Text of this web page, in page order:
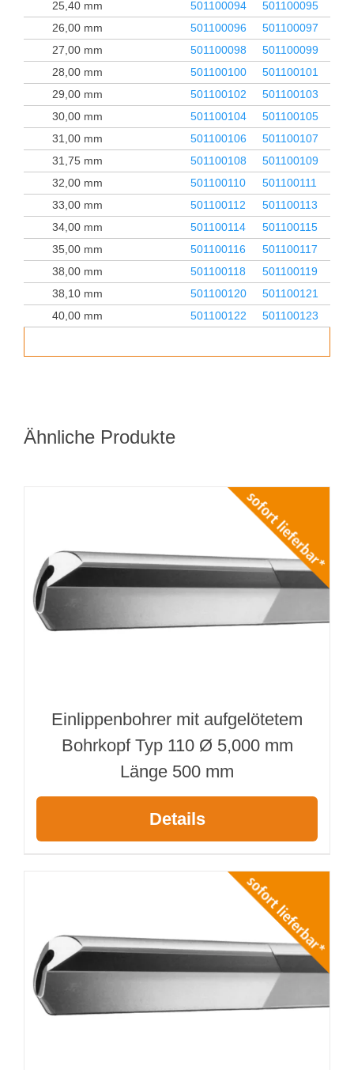
25,40 mm 501100094
501100095
26,00 mm
501100096
501100097
27,00 mm
501100098
501100099
28,00 mm
501100100
501100101
29,00 mm
501100102
501100103
30,00 mm
501100104
501100105
31,00 mm
501100106
501100107
31,75 mm
501100108
501100109
32,00 mm
501100110
501100111
33,00 mm
501100112
501100113
34,00 mm
501100114
501100115
35,00 mm
501100116
501100117
38,00 mm
501100118
501100119
38,10 mm
501100120
501100121
40,00 mm
501100122 501100123
Ähnliche Produkte
Einlippenbohrer mit aufgelötetem
Bohrkopf Typ 110 Ø 5,000 mm
Länge 500 mm
Details